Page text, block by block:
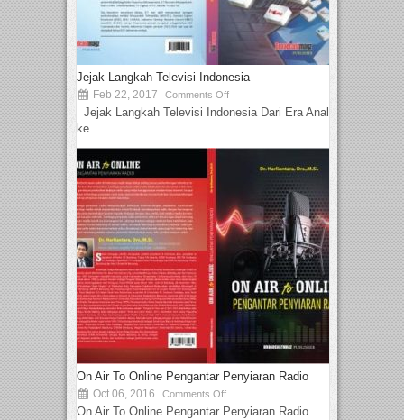
Jejak Langkah Televisi Indonesia
Feb 22, 2017 Comments Off
Jejak Langkah Televisi Indonesia Dari Era Analog
ke...
On Air To Online Pengantar Penyiaran Radio
Oct 06, 2016 Comments Off
On Air To Online Pengantar Penyiaran Radio